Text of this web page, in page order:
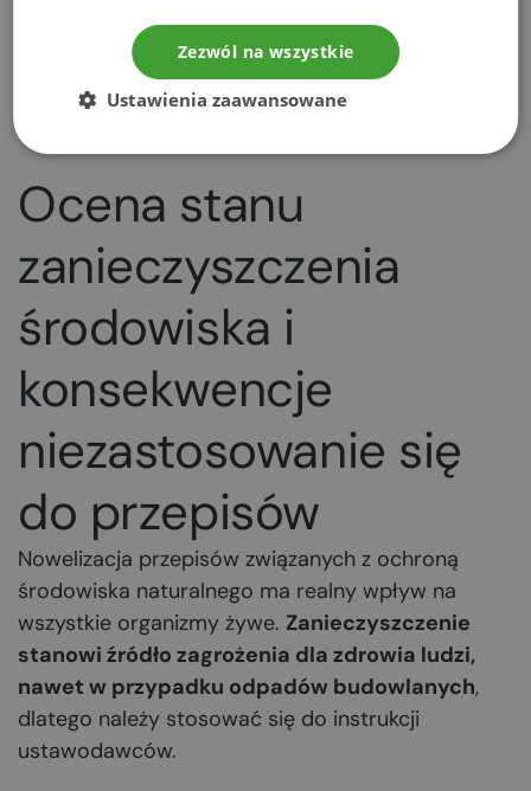
budowlanych wytworzonych w ramach
świadczenia usług poza siedzibą przedsiębiorstwa.
Z obowiązku ewidencji zwolnieni są wytwórcy
Ocena stanu
zanieczyszczenia
środowiska i
konsekwencje
niezastosowanie się
do przepisów
Nowelizacja przepisów związanych z ochroną
środowiska naturalnego ma realny wpływ na
wszystkie organizmy żywe. Zanieczyszczenie
stanowi źródło zagrożenia dla zdrowia ludzi,
nawet w przypadku odpadów budowlanych,
dlatego należy stosować się do instrukcji
ustawodawców.
Zezwól na wszystkie
Ustawienia zaawansowane